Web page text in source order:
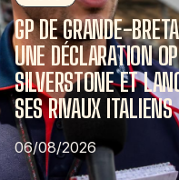
GP DE GRANDE-
UNE DÉCLARATION
SILVERSTONE ET
SES RIVAUX ITALIENS
06/08/2026